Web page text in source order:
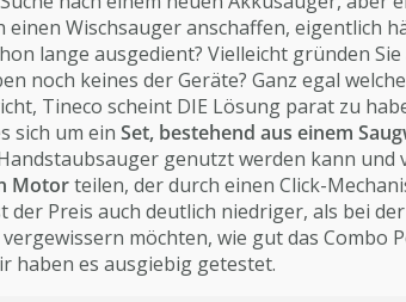
einen Wischsauger anschaffen, eigentlich
lange ausgedient? Vielleicht gründen
noch keines der Geräte? Ganz egal
Tineco scheint DIE Lösung parat zu
sich um ein Set, bestehend aus einem
genutzt werden kann und
Motorteilen, der durch einen Click-
der Preis auch deutlich niedriger, als bei
möchten, wie gut das Combo
haben es ausgiebig getestet.